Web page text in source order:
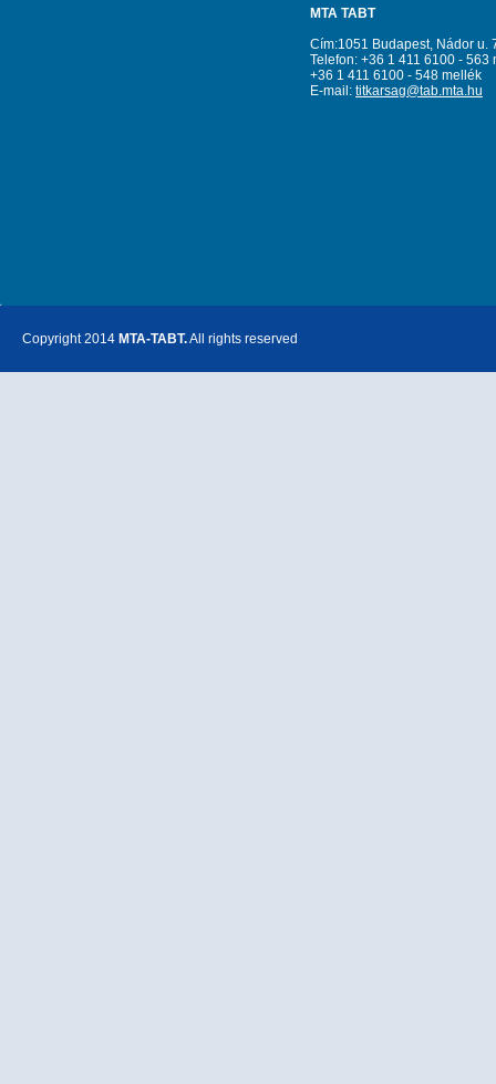
MTA TABT
Cím:1051 Budapest, Nádor u.
Telefon: +36 1 411 6100 - 563
+36 1 411 6100 - 548 mellék
E-mail: titkarsag@tab.mta.hu
Copyright 2014 MTA-TABT.All rights reserved